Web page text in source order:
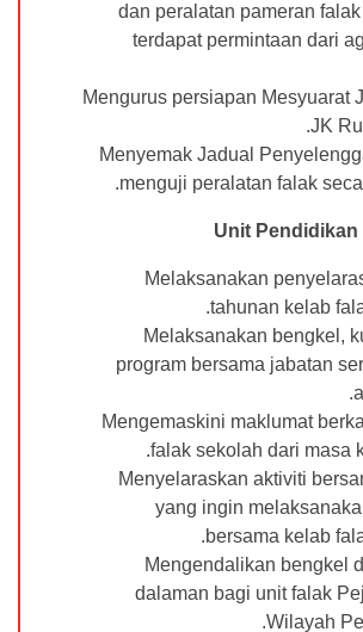
dan peralatan pameran
terdapat permintaan dari
Mengurus persiapan Mesyuarat
JK
Menyemak Jadual
menguji peralatan falak
Melaksanakan
tahunan kelab
Melaksanakan bengkel,
program bersama jabatan
Mengemaskini maklumat
falak sekolah dari masa
Menyelaraskan aktiviti
yang ingin
bersama kelab
Mengendalikan bengkel
dalaman bagi unit falak
Wilayah